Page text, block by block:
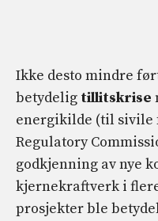
Ikke desto mindre
betydelig tillitskrise
energikilde (til sivile
Regulatory
godkjenning av nye
kjernekraftverk i
prosjekter ble